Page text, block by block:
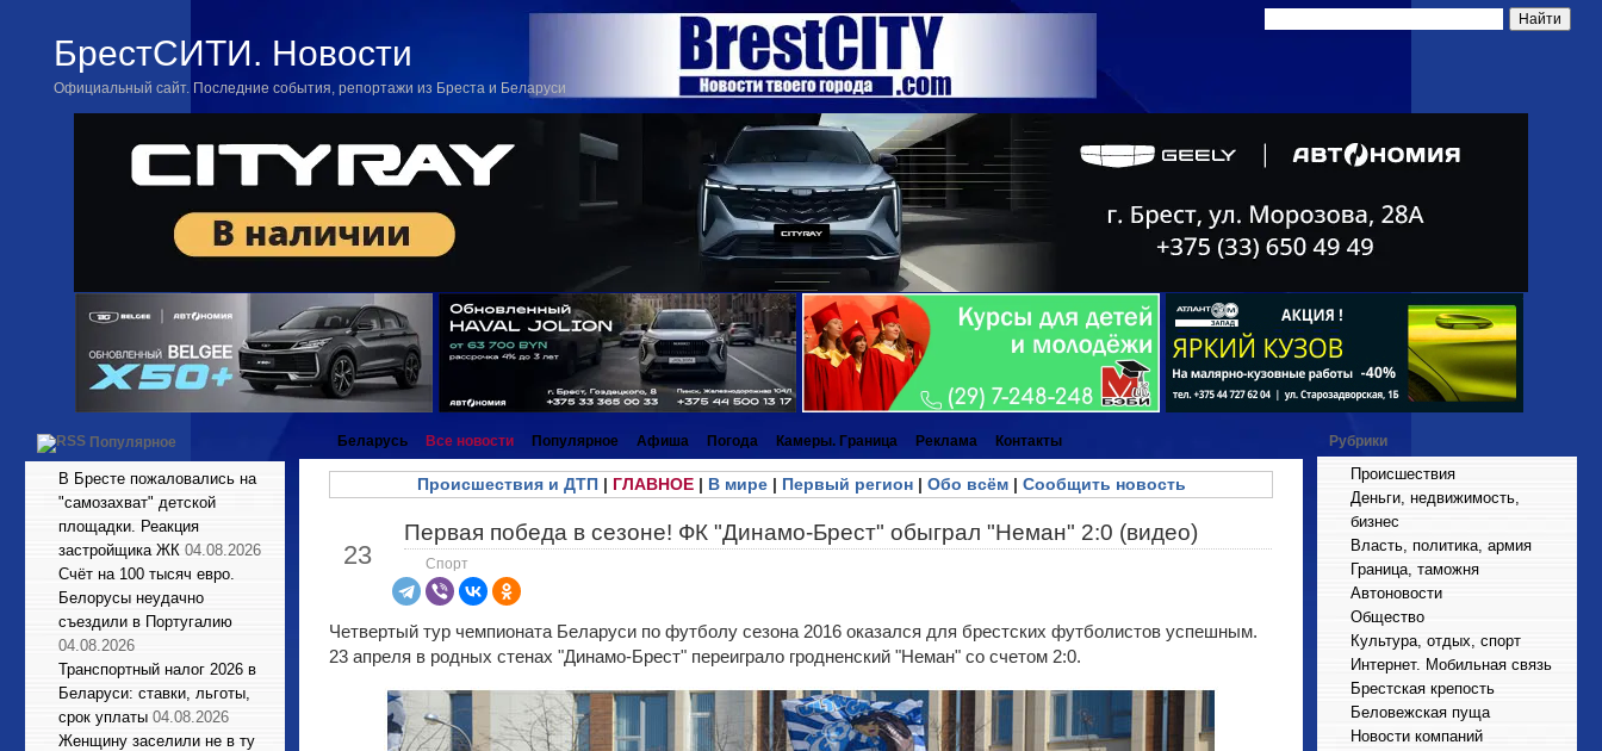
БрестСИТИ. Новости
Официальный сайт. Последние события, репортажи из Бреста и Беларуси
Популярное
В Бресте пожаловались на
"самозахват" детской
площадки. Реакция
застройщика ЖК 04.08.2026
Счёт на 100 тысяч евро.
Белорусы неудачно
съездили в Португалию
04.08.2026
Транспортный налог 2026 в
Беларуси: ставки, льготы,
срок уплаты 04.08.2026
Женщину заселили не в ту
Беларусь Все новости Популярное Афиша Погода Камеры. Граница Реклама Контакты
Происшествия и ДТП| ГЛАВНОЕ| В мире| Первый регион| Обо всём| Сообщить новость
23
Первая победа в сезоне! ФК "Динамо-Брест" обыграл "Неман" 2:0 (видео)
Спорт
Четвертый тур чемпионата Беларуси по футболу сезона 2016 оказался для брестских футболистов успешным.
23 апреля в родных стенах "Динамо-Брест" переиграло гродненский "Неман" со счетом 2:0.
Рубрики
Происшествия
Деньги, недвижимость,
бизнес
Власть, политика, армия
Граница, таможня
Автоновости
Общество
Культура, отдых, спорт
Интернет. Мобильная связь
Брестская крепость
Беловежская пуща
Новости компаний